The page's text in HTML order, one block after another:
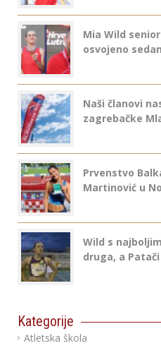
Mia Wild
osvojeno
Naši članovi
zagrebačke
Prvenstvo
Martinović u
Wild s
druga, a
Kategorije
Atletska škola